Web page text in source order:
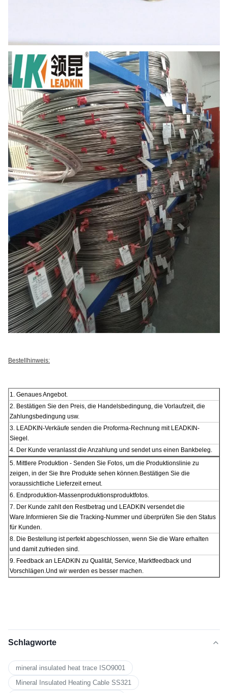
Bestellhinweis:
1. Genaues Angebot.
2. Bestätigen Sie den Preis, die Handelsbedingung, die Vorlaufzeit, die
Zahlungsbedingung usw.
3. LEADKIN-Verkäufe senden die Proforma-Rechnung mit LEADKIN-
Siegel.
4. Der Kunde veranlasst die Anzahlung und sendet uns einen Bankbeleg.
5. Mittlere Produktion - Senden Sie Fotos, um die Produktionslinie zu
zeigen, in der Sie Ihre Produkte sehen können.Bestätigen Sie die
voraussichtliche Lieferzeit erneut.
6. Endproduktion-Massenproduktionsproduktfotos.
7. Der Kunde zahlt den Restbetrag und LEADKIN versendet die
Ware.Informieren Sie die Tracking-Nummer und überprüfen Sie den Status
für Kunden.
8. Die Bestellung ist perfekt abgeschlossen, wenn Sie die Ware erhalten
und damit zufrieden sind.
9. Feedback an LEADKIN zu Qualität, Service, Marktfeedback und
Vorschlägen.Und wir werden es besser machen.
Schlagworte
mineral insulated heat trace ISO9001
Mineral Insulated Heating Cable SS321